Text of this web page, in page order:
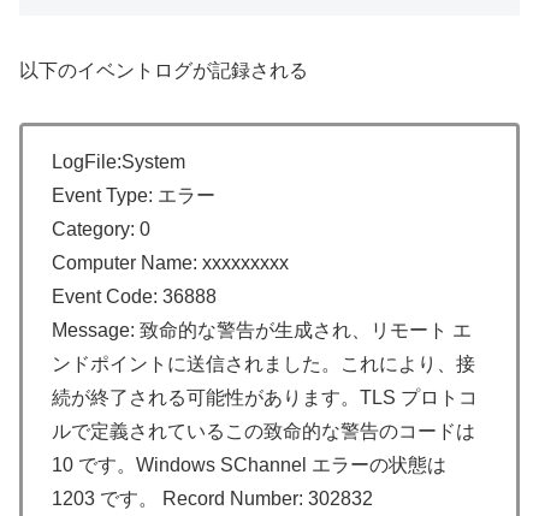
以下のイベントログが記録される
LogFile:System
Event Type: エラー
Category: 0
Computer Name: xxxxxxxxx
Event Code: 36888
Message: 致命的な警告が生成され、リモート エ
ンドポイントに送信されました。これにより、接
続が終了される可能性があります。TLS プロトコ
ルで定義されているこの致命的な警告のコードは
10 です。Windows SChannel エラーの状態は
1203 です。 Record Number: 302832